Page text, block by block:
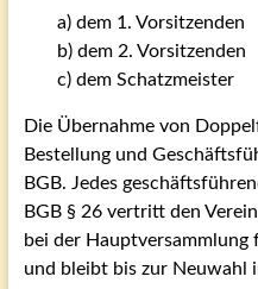
a) dem 1. Vorsitzenden
b) dem 2. Vorsitzenden
c) dem Schatzmeister
Die Übernahme von
Bestellung und
BGB. Jedes
BGB § 26 vertritt den
bei der
und bleibt bis zur Neuwahl